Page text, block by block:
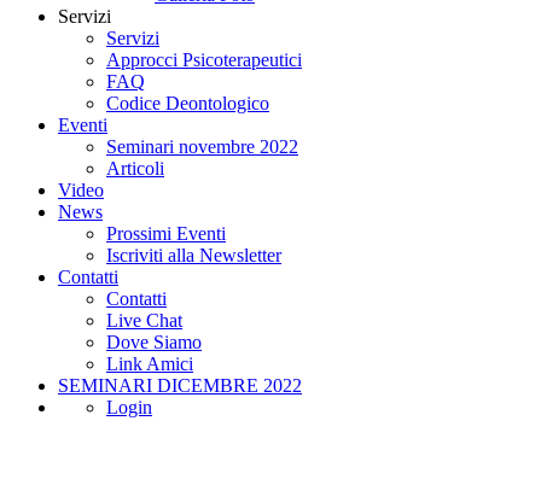
Servizi
Servizi
Approcci Psicoterapeutici
FAQ
Codice Deontologico
Eventi
Seminari novembre 2022
Articoli
Video
News
Prossimi Eventi
Iscriviti alla Newsletter
Contatti
Contatti
Live Chat
Dove Siamo
Link Amici
SEMINARI DICEMBRE 2022
Login